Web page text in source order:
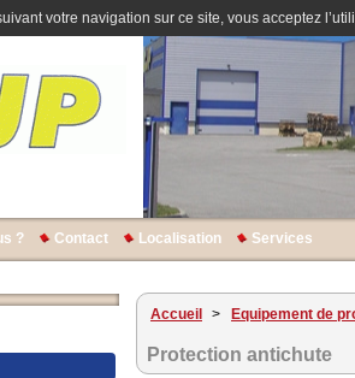
votre navigation sur ce site, vous acceptez
? Contact Localisation Services
Accueil > Equipement de
Protection antichute